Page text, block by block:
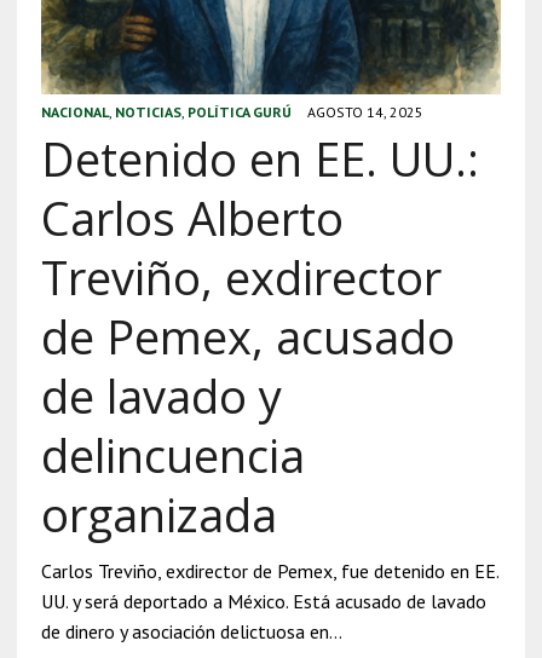
NACIONAL, NOTICIAS, POLÍTICA GURÚ AGOSTO 14, 2025
Detenido en EE. UU.:
Carlos Alberto
Treviño, exdirector
de Pemex, acusado
de lavado y
delincuencia
organizada
Carlos Treviño, exdirector de Pemex, fue detenido en EE.
UU. y será deportado a México. Está acusado de lavado
de dinero y asociación delictuosa en…